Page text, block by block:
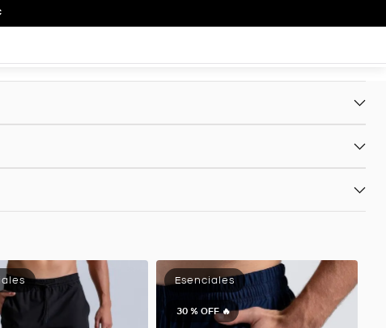
30 % OFF 🔥